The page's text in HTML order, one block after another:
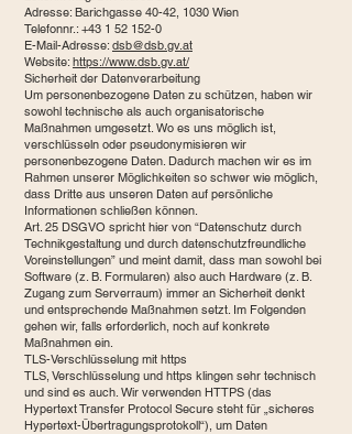
Adresse: Barichgasse 40-42, 1030 Wien
Telefonnr.: +43 1 52 152-0
E-Mail-Adresse: dsb@dsb.gv.at
Website: https://www.dsb.gv.at/
Sicherheit der Datenverarbeitung
Um personenbezogene Daten zu schützen, haben wir
sowohl technische als auch organisatorische
Maßnahmen umgesetzt. Wo es uns möglich ist,
verschlüsseln oder pseudonymisieren wir
personenbezogene Daten. Dadurch machen wir es im
Rahmen unserer Möglichkeiten so schwer wie möglich,
dass Dritte aus unseren Daten auf persönliche
Informationen schließen können.
Art. 25 DSGVO spricht hier von “Datenschutz durch
Technikgestaltung und durch datenschutzfreundliche
Voreinstellungen” und meint damit, dass man sowohl bei
Software (z. B. Formularen) also auch Hardware (z. B.
Zugang zum Serverraum) immer an Sicherheit denkt
und entsprechende Maßnahmen setzt. Im Folgenden
gehen wir, falls erforderlich, noch auf konkrete
Maßnahmen ein.
TLS-Verschlüsselung mit https
TLS, Verschlüsselung und https klingen sehr technisch
und sind es auch. Wir verwenden HTTPS (das
Hypertext Transfer Protocol Secure steht für „sicheres
Hypertext-Übertragungsprotokoll“), um Daten